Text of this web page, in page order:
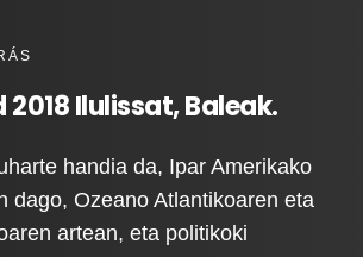
2018 Ilulissat, Baleak.
handia da, Ipar Amerikako
dago, Ozeano Atlantikoaren eta
artean, eta politikoki